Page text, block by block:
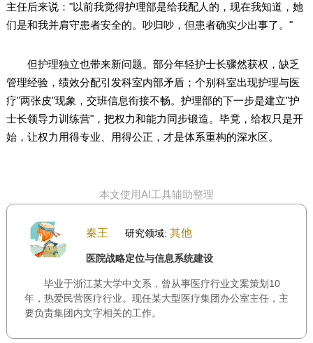
主任后来说："以前我觉得护理部是给我配人的，现在我知道，她
们是和我并肩守患者安全的。吵归吵，但患者确实少出事了。"
但护理独立也带来新问题。部分年轻护士长骤然获权，缺乏
管理经验，绩效分配引发科室内部矛盾；个别科室出现护理与医
疗"两张皮"现象，交班信息衔接不畅。护理部的下一步是建立"护
士长领导力训练营"，把权力和能力同步锻造。毕竟，给权只是开
始，让权力用得专业、用得公正，才是体系重构的深水区。
本文使用AI工具辅助整理
秦王 研究领域: 其他
医院战略定位与信息系统建设
毕业于浙江某大学中文系，曾从事医疗行业文案策划10
年，热爱民营医疗行业。现任某大型医疗集团办公室主任，主
要负责集团内文字相关的工作。